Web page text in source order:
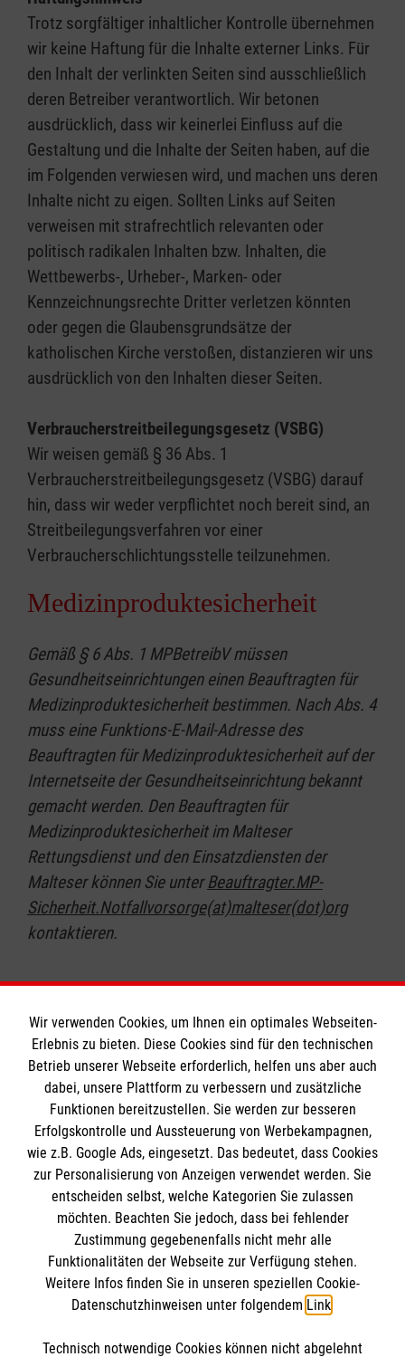
Trotz sorgfältiger inhaltlicher Kontrolle übernehmen
wir keine Haftung für die Inhalte externer Links. Für
den Inhalt der verlinkten Seiten sind ausschließlich
deren Betreiber verantwortlich. Wir betonen
ausdrücklich, dass wir keinerlei Einfluss auf die
Gestaltung und die Inhalte der Seiten haben, auf die
im Folgenden verwiesen wird, und machen uns deren
Inhalte nicht zu eigen. Sollten Links auf Seiten
verweisen mit strafrechtlich relevanten oder
politisch radikalen Inhalten bzw. Inhalten, die
Wettbewerbs-, Urheber-, Marken- oder
Kennzeichnungsrechte Dritter verletzen könnten
oder gegen die Glaubensgrundsätze der
katholischen Kirche verstoßen, distanzieren wir uns
ausdrücklich von den Inhalten dieser Seiten.
Verbraucherstreitbeilegungsgesetz (VSBG)
Wir weisen gemäß § 36 Abs. 1
Verbraucherstreitbeilegungsgesetz (VSBG) darauf
hin, dass wir weder verpflichtet noch bereit sind, an
Streitbeilegungsverfahren vor einer
Verbraucherschlichtungsstelle teilzunehmen.
Medizinproduktesicherheit
Gemäß § 6 Abs. 1 MPBetreibV müssen
Gesundheitseinrichtungen einen Beauftragten für
Medizinproduktesicherheit bestimmen. Nach Abs. 4
muss eine Funktions-E-Mail-Adresse des
Beauftragten für Medizinproduktesicherheit auf der
Internetseite der Gesundheitseinrichtung bekannt
gemacht werden. Den Beauftragten für
Medizinproduktesicherheit im Malteser
Rettungsdienst und den Einsatzdiensten der
Malteser können Sie unterBeauftragter.MP-
Sicherheit.Notfallvorsorge(at)malteser(dot)org
kontaktieren.
Informationen
Impressum
Datenschutz
Barrierefreiheit
Kontakt
Die Malteser
Malteser in Deutschland
Malteserorden
Sharepoint
Spendenkonto
Wir verwenden Cookies, um Ihnen ein optimales Webseiten-
Erlebnis zu bieten. Diese Cookies sind für den technischen
Betrieb unserer Webseite erforderlich, helfen uns aber auch
dabei, unsere Plattform zu verbessern und zusätzliche
Funktionen bereitzustellen. Sie werden zur besseren
Erfolgskontrolle und Aussteuerung von Werbekampagnen,
wie z.B. Google Ads, eingesetzt. Das bedeutet, dass Cookies
zur Personalisierung von Anzeigen verwendet werden. Sie
entscheiden selbst, welche Kategorien Sie zulassen
möchten. Beachten Sie jedoch, dass bei fehlender
Zustimmung gegebenenfalls nicht mehr alle
Funktionalitäten der Webseite zur Verfügung stehen.
Weitere Infos finden Sie in unseren speziellen Cookie-
Datenschutzhinweisen unter folgendem Link.
Technisch notwendige Cookies können nicht abgelehnt